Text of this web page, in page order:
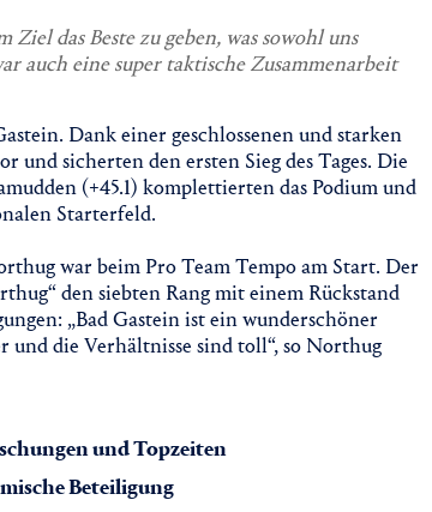
das Beste zu geben, was sowohl uns
auch eine super taktische Zusammenarbeit
Dank einer geschlossenen und starken
und sicherten den ersten Sieg des Tages. Die
(+45.1) komplettierten das Podium und
Starterfeld.
war beim Pro Team Tempo am Start. Der
den siebten Rang mit einem Rückstand
„Bad Gastein ist ein wunderschöner
und die Verhältnisse sind toll“, so Northug
und Topzeiten
Beteiligung